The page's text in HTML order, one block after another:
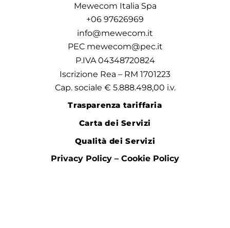
Mewecom Italia Spa
+06 97626969
info@mewecom.it
PEC mewecom@pec.it
P.IVA 04348720824
Iscrizione Rea – RM 1701223
Cap. sociale € 5.888.498,00 i.v.
Trasparenza tariffaria
Carta dei Servizi
Qualità dei Servizi
Privacy Policy – Cookie Policy